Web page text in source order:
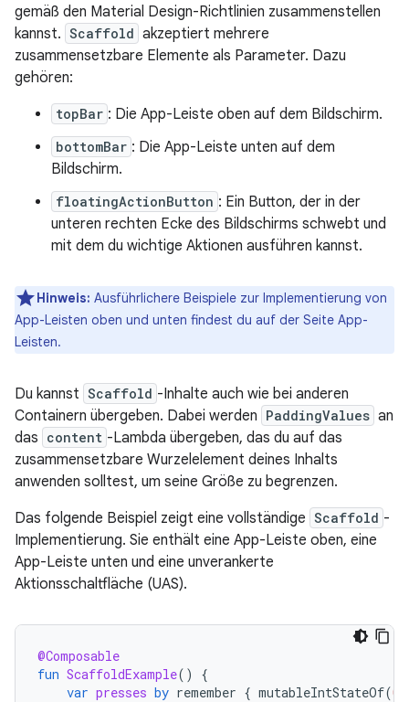
gemäß den Material Design-Richtlinien zusammenstellen
kannst. Scaffold akzeptiert mehrere
zusammensetzbare Elemente als Parameter. Dazu
gehören:
topBar : Die App-Leiste oben auf dem Bildschirm.
bottomBar : Die App-Leiste unten auf dem
Bildschirm.
floatingActionButton : Ein Button, der in der
unteren rechten Ecke des Bildschirms schwebt und
mit dem du wichtige Aktionen ausführen kannst.
Hinweis: Ausführlichere Beispiele zur Implementierung von
App-Leisten oben und unten findest du auf der Seite App-
Leisten.
Du kannst Scaffold -Inhalte auch wie bei anderen
Containern übergeben. Dabei werden PaddingValues an
das content -Lambda übergeben, das du auf das
zusammensetzbare Wurzelelement deines Inhalts
anwenden solltest, um seine Größe zu begrenzen.
Das folgende Beispiel zeigt eine vollständige Scaffold -
Implementierung. Sie enthält eine App-Leiste oben, eine
App-Leiste unten und eine unverankerte
Aktionsschaltfläche (UAS).
@Composable
fun ScaffoldExample()
{
var presses by remember { mutableIntStateOf(0